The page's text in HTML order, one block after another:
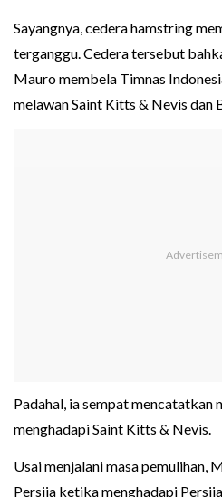
Sayangnya, cedera hamstring
terganggu. Cedera tersebut
Mauro membela Timnas
melawan Saint Kitts & Nevis dan
Padahal, ia sempat mencatatkan
menghadapi Saint Kitts & Nevis.
Usai menjalani masa pemulihan,
Persija ketika menghadapi